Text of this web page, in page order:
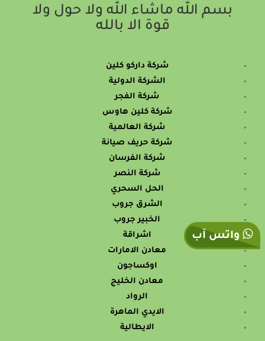
واتس آب
بسم الله ماشاء الله ولا حول ولا
قوة الا بالله
شركة داركو كلين
الشركة الدولية
شركة الفجر
شركة كلين هاوس
شركة العالمية
شركة حريف صيانة
شركة الفرسان
شركة النصر
الحل السحري
الشرق جروب
الخبير جروب
اشراقة
معادن الامارات
اوكساجون
معادن الخليج
الرواد
الايدي الماهرة
الايطالية